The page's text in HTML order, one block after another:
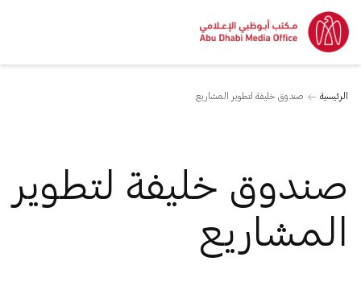
الرئيسية صندوق خليفة لتطوير المشاريع
صندوق خليفة لتطوير
المشاريع